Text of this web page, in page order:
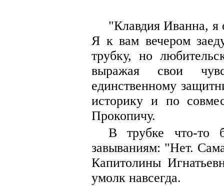
"Клавдия Иванна, я
Я к вам вечером
трубку, но
выражая свои
единственному
историку и по
Прокопичу.
В трубке что-то
завываниям: "Нет.
Капитолины
умолк навсегда.